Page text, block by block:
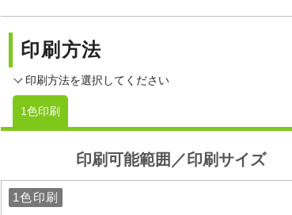
印刷方法
印刷方法を選択してください
1色印刷
印刷可能範囲／印刷サイズ
1色印刷
1色印刷